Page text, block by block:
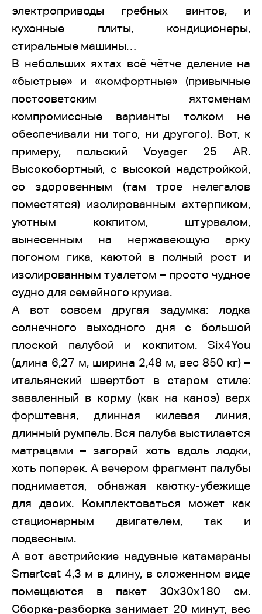
электроприводы гребных винтов, и
кухонные плиты, кондиционеры,
стиральные машины…
В небольших яхтах всё чётче деление на
«быстрые» и «комфортные» (привычные
постсоветским яхтсменам
компромиссные варианты толком не
обеспечивали ни того, ни другого). Вот, к
примеру, польский Voyager 25 AR.
Высокобортный, с высокой надстройкой,
со здоровенным (там трое нелегалов
поместятся) изолированным ахтерпиком,
уютным кокпитом, штурвалом,
вынесенным на нержавеющую арку
погоном гика, каютой в полный рост и
изолированным туалетом – просто чудное
судно для семейного круиза.
А вот совсем другая задумка: лодка
солнечного выходного дня с большой
плоской палубой и кокпитом. Six4You
(длина 6,27 м, ширина 2,48 м, вес 850 кг) –
итальянский швертбот в старом стиле:
заваленный в корму (как на каноэ) верх
форштевня, длинная килевая линия,
длинный румпель. Вся палуба выстилается
матрацами – загорай хоть вдоль лодки,
хоть поперек. А вечером фрагмент палубы
поднимается, обнажая каютку-убежище
для двоих. Комплектоваться может как
стационарным двигателем, так и
подвесным.
А вот австрийские надувные катамараны
Smartcat 4,3 м в длину, в сложенном виде
помещаются в пакет 30х30х180 см.
Сборка-разборка занимает 20 минут, вес